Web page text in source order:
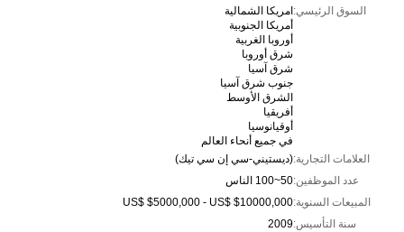
السوق الرئيسي:امريكا الشمالية
أمريكا الجنوبية
أوروبا الغربية
شرق أوروبا
شرق آسيا
جنوب شرق آسيا
الشرق الأوسط
أفريقيا
أوقيانوسيا
في جميع أنحاء العالم
العلامات التجارية:(ديستيني-سي إن سي تيك)
عدد الموظفين:50~100 الناس
المبيعات السنوية:US$ $5000,000 - US$ $10000,000
سنة التأسيس:2009